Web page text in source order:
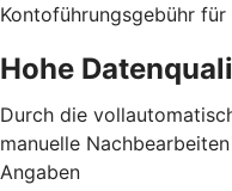
Kontoführungsgebühr
Hohe
Durch die
manuelle
Angaben